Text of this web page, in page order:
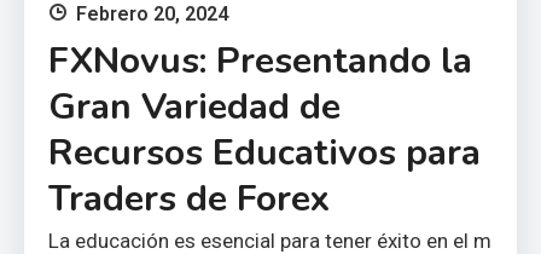
Febrero 20, 2024
FXNovus: Presentando la
Gran Variedad de
Recursos Educativos para
Traders de Forex
La educación es esencial para tener éxito en el m